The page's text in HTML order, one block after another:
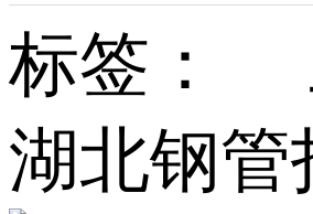
标签：
湖北钢